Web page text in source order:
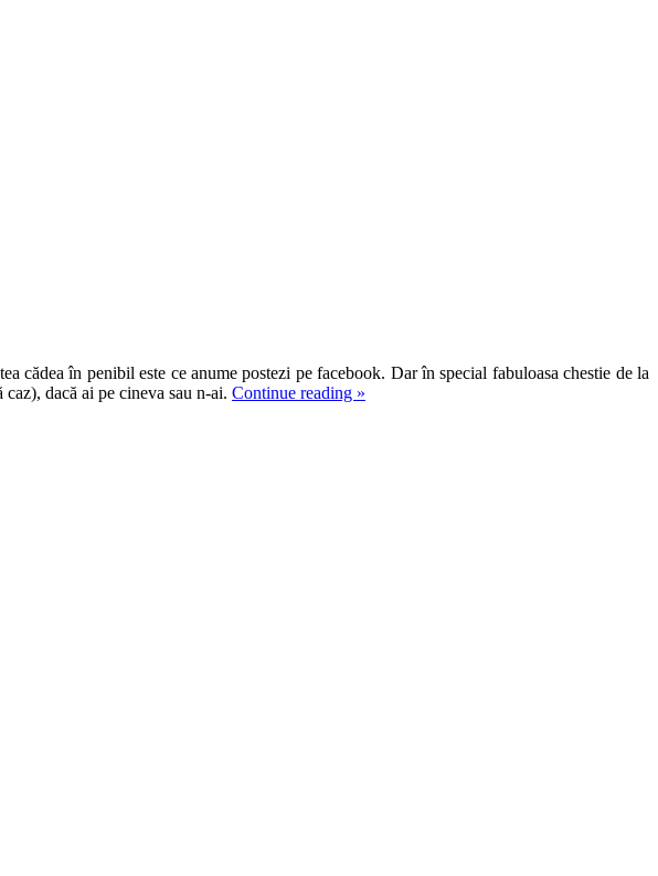
cădea în penibil este ce anume postezi pe facebook. Dar în special fabuloasa chestie de la
dacă ai pe cineva sau n-ai. Continue reading »